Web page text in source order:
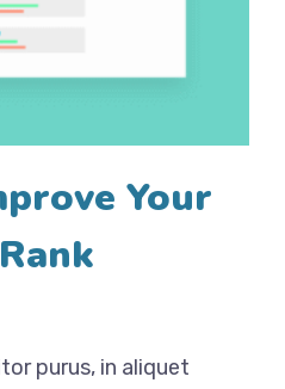
Your
purus, in aliquet